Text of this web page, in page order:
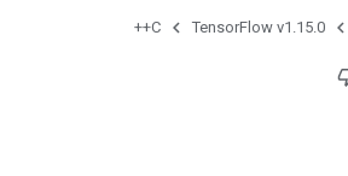
TensorFlow v1.15.0
C++